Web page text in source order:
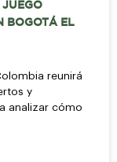
BOGOTÁ EL
reunirá
y
analizar cómo